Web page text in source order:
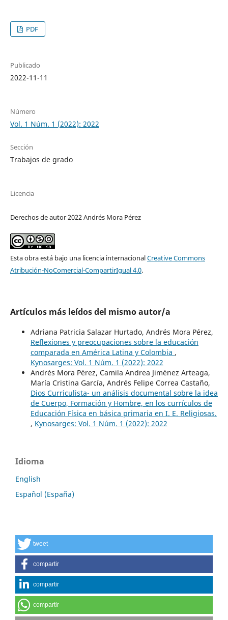
PDF
Publicado
2022-11-11
Número
Vol. 1 Núm. 1 (2022): 2022
Sección
Trabajos de grado
Licencia
Derechos de autor 2022 Andrés Mora Pérez
Esta obra está bajo una licencia internacionalCreative Commons
Atribución-NoComercial-CompartirIgual 4.0.
Artículos más leídos del mismo autor/a
Adriana Patricia Salazar Hurtado, Andrés Mora Pérez,
Reflexiones y preocupaciones sobre la educación
comparada en América Latina y Colombia ,
Kynosarges: Vol. 1 Núm. 1 (2022): 2022
Andrés Mora Pérez, Camila Andrea Jiménez Arteaga,
María Cristina García, Andrés Felipe Correa Castaño,
Dios Curriculista- un análisis documental sobre la idea
de Cuerpo, Formación y Hombre, en los currículos de
Educación Física en básica primaria en I. E. Religiosas.
, Kynosarges: Vol. 1 Núm. 1 (2022): 2022
Idioma
English
Español (España)
tweet
compartir
compartir
compartir